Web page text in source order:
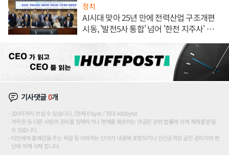
정치
AI시대 맞아 25년 만에 전력산업 구조개편
시동, '발전5사 통합' 넘어 '한전 지주사' 재편
기사댓글0개
200자까지 쓰실 수 있습니다. (현재 0 byte / 최대 400byte)
저작권 등 다른 사람의 권리를 침해하거나 명예를 훼손하는 댓글은 관련 법률에 의해 제재를 받을
수 있습니다.
타인에게 불쾌감을 주는 욕설 등 비하하는 단어가 내용에 포함되거나 인신공격성 글은 관리자의 판
단에 의해 삭제 합니다.